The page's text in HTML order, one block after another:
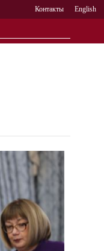
Контакты English